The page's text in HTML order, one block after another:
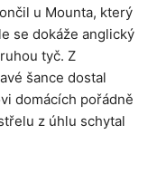
u Mounta, který
se dokáže anglický
tyč. Z
šance dostal
domácích pořádně
z úhlu schytal